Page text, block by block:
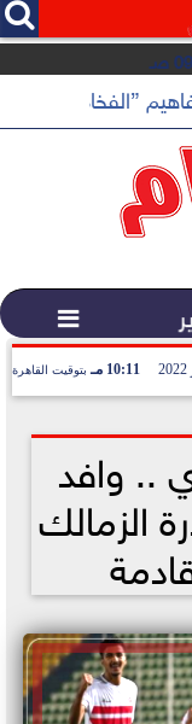

صـ
”الفخامة

10:11 مـ بتوقيت القاهرة
.. وافد
الزمالك